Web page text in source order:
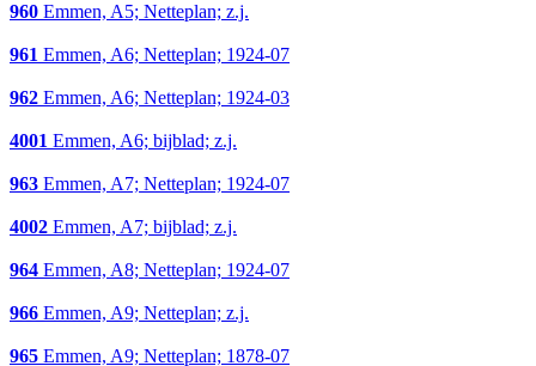
960 Emmen, A5; Netteplan; z.j.
961 Emmen, A6; Netteplan; 1924-07
962 Emmen, A6; Netteplan; 1924-03
4001 Emmen, A6; bijblad; z.j.
963 Emmen, A7; Netteplan; 1924-07
4002 Emmen, A7; bijblad; z.j.
964 Emmen, A8; Netteplan; 1924-07
966 Emmen, A9; Netteplan; z.j.
965 Emmen, A9; Netteplan; 1878-07